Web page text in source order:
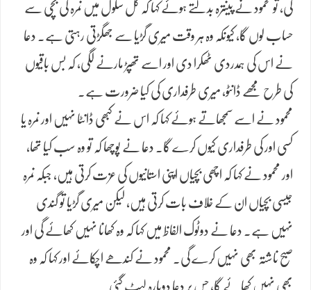
کی، تو محمود نے پینترہ بدلتے ہوئے کہا کہ کل سکول میں نمرہ کی بچی سے
حساب لوں گا، کیونکہ وہ ہر وقت میری گڑیا سے جھگڑتی رہتی ہے۔ دعا
نے اس کی ہمدردی ٹھکرا دی اور اسے تھپڑ مارنے لگی، کہ بس باقیوں
کی طرح مجھے ڈانٹو، میری طرفداری کی کیا ضرورت ہے۔
محمود نے اسے سمجھاتے ہوئے کہا کہ اس نے کبھی ڈانٹا نہیں اور نمرہ یا
کسی اور کی طرفداری کیوں کرے گا۔ دعا نے پوچھا کہ تو وہ سب کیا تھا،
اور محمود نے کہا کہ اچھی بچیاں اپنی استانیوں کی عزت کرتی ہیں، جبکہ نمرہ
جیسی بچیاں ان کے خلاف بات کرتی ہیں، لیکن میری گڑیا تو گندی
نہیں ہے۔ دعا نے دوٹوک الفاظ میں کہا کہ وہ کھانا نہیں کھائے گی اور
صبح ناشتہ بھی نہیں کرے گی۔ محمود نے کندھے اچکائے اور کہا کہ وہ
بھی نہیں کھائے گا، جس پر دعا دوبارہ لیٹ گئی۔